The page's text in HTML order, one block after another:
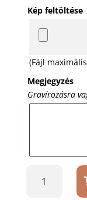
Kép feltöltése
(Fájl
Megjegyzés
Gravírozásra
színes